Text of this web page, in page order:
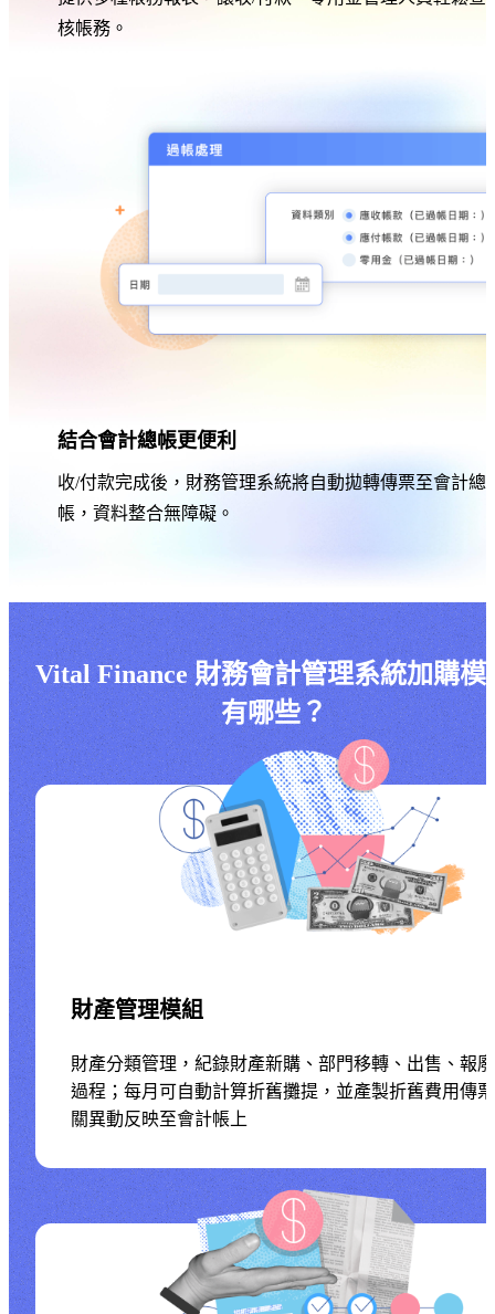
核帳務。
結合會計總帳更便利
收/付款完成後，財務管理系統將自動拋轉傳票至會計總
帳，資料整合無障礙。
Vital Finance 財務會計管理系統加購模
有哪些？
財產管理模組
財產分類管理，紀錄財產新購、部門移轉、出售、報
過程；每月可自動計算折舊攤提，並產製折舊費用傳
關異動反映至會計帳上